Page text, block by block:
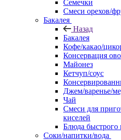
Семечки
Смеси орехов/
Бакалея
Назад
Бакалея
Кофе/какао/
Консервация
Майонез
Кетчуп/соус
Джем/варенье/
Чай
Смеси для
киселей
Блюда быстрого
Соки/напитки/вода